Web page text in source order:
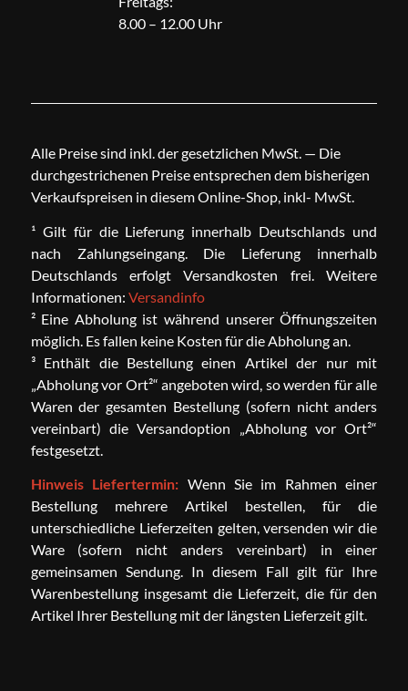
8.00 – 12.00 Uhr
Alle Preise sind inkl. der gesetzlichen MwSt. — Die
durchgestrichenen Preise entsprechen dem bisherigen
Verkaufspreisen in diesem Online-Shop, inkl- MwSt.
¹ Gilt für die Lieferung innerhalb Deutschlands und
nach Zahlungseingang. Die Lieferung innerhalb
Deutschlands erfolgt Versandkosten frei. Weitere
Informationen: Versandinfo
² Eine Abholung ist während unserer Öffnungszeiten
möglich. Es fallen keine Kosten für die Abholung an.
³ Enthält die Bestellung einen Artikel der nur mit
„Abholung vor Ort²“ angeboten wird, so werden für alle
Waren der gesamten Bestellung (sofern nicht anders
vereinbart) die Versandoption „Abholung vor Ort²“
festgesetzt.
Hinweis Liefertermin: Wenn Sie im Rahmen einer
Bestellung mehrere Artikel bestellen, für die
unterschiedliche Lieferzeiten gelten, versenden wir die
Ware (sofern nicht anders vereinbart) in einer
gemeinsamen Sendung. In diesem Fall gilt für Ihre
Warenbestellung insgesamt die Lieferzeit, die für den
Artikel Ihrer Bestellung mit der längsten Lieferzeit gilt.